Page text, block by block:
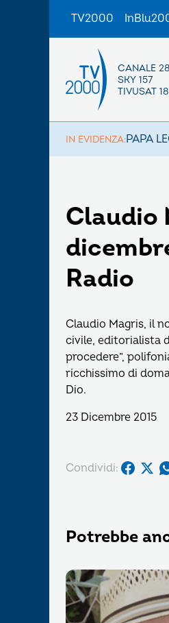
TV2000
CANALE 28
SKY 157
TIVUSAT 18
IN EVIDENZA:PAPA
Claudio
Radio
Claudio Magris, il
civile, editorialista
procedere”,
ricchissimo di
Dio.
23 Dicembre 2015
Condividi:
Potrebbe